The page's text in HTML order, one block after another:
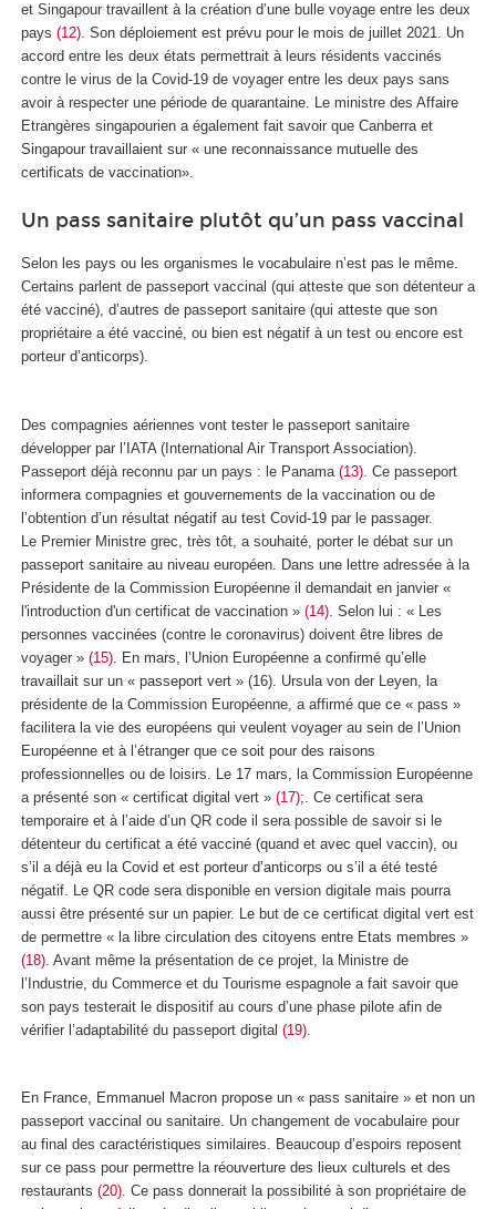
et Singapour travaillent à la création d’une bulle voyage entre les deux
pays (12). Son déploiement est prévu pour le mois de juillet 2021. Un
accord entre les deux états permettrait à leurs résidents vaccinés
contre le virus de la Covid-19 de voyager entre les deux pays sans
avoir à respecter une période de quarantaine. Le ministre des Affaire
Etrangères singapourien a également fait savoir que Canberra et
Singapour travaillaient sur « une reconnaissance mutuelle des
certificats de vaccination».
Un pass sanitaire plutôt qu’un pass vaccinal
Selon les pays ou les organismes le vocabulaire n’est pas le même.
Certains parlent de passeport vaccinal (qui atteste que son détenteur a
été vacciné), d’autres de passeport sanitaire (qui atteste que son
propriétaire a été vacciné, ou bien est négatif à un test ou encore est
porteur d’anticorps).
Des compagnies aériennes vont tester le passeport sanitaire
développer par l’IATA (International Air Transport Association).
Passeport déjà reconnu par un pays : le Panama (13) . Ce passeport
informera compagnies et gouvernements de la vaccination ou de
l’obtention d’un résultat négatif au test Covid-19 par le passager.
Le Premier Ministre grec, très tôt, a souhaité, porter le débat sur un
passeport sanitaire au niveau européen. Dans une lettre adressée à la
Présidente de la Commission Européenne il demandait en janvier «
l'introduction d'un certificat de vaccination » (14) . Selon lui : « Les
personnes vaccinées (contre le coronavirus) doivent être libres de
voyager » (15) . En mars, l’Union Européenne a confirmé qu’elle
travaillait sur un « passeport vert » (16). Ursula von der Leyen, la
présidente de la Commission Européenne, a affirmé que ce « pass »
facilitera la vie des européens qui veulent voyager au sein de l’Union
Européenne et à l’étranger que ce soit pour des raisons
professionnelles ou de loisirs. Le 17 mars, la Commission Européenne
a présenté son « certificat digital vert » (17);. Ce certificat sera
temporaire et à l’aide d’un QR code il sera possible de savoir si le
détenteur du certificat a été vacciné (quand et avec quel vaccin), ou
s’il a déjà eu la Covid et est porteur d’anticorps ou s’il a été testé
négatif. Le QR code sera disponible en version digitale mais pourra
aussi être présenté sur un papier. Le but de ce certificat digital vert est
de permettre « la libre circulation des citoyens entre Etats membres »
(18) . Avant même la présentation de ce projet, la Ministre de
l’Industrie, du Commerce et du Tourisme espagnole a fait savoir que
son pays testerait le dispositif au cours d’une phase pilote afin de
vérifier l’adaptabilité du passeport digital (19).
En France, Emmanuel Macron propose un « pass sanitaire » et non un
passeport vaccinal ou sanitaire. Un changement de vocabulaire pour
au final des caractéristiques similaires. Beaucoup d’espoirs reposent
sur ce pass pour permettre la réouverture des lieux culturels et des
restaurants (20). Ce pass donnerait la possibilité à son propriétaire de